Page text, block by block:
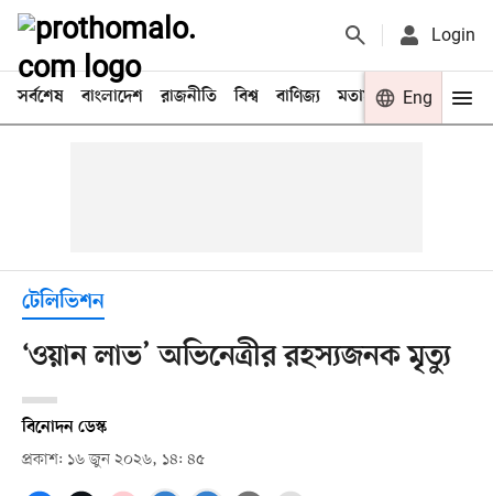
Login
সর্বশেষ বাংলাদেশ রাজনীতি বিশ্ব বাণিজ্য মতামত খেলা
Eng
টেলিভিশন
‘ওয়ান লাভ’ অভিনেত্রীর রহস্যজনক মৃত্যু
বিনোদন ডেস্ক
প্রকাশ: ১৬ জুন ২০২৬, ১৪: ৪৫